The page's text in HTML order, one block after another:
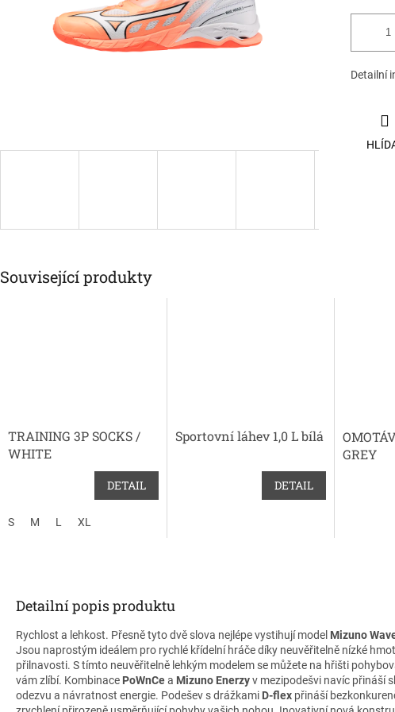
Detailní
Související produkty
TRAINING 3P SOCKS /
WHITE
DETAIL
S M L XL
Sportovní láhev 1,0 L bílá
DETAIL
GREY
Detailní popis produktu
Rychlost a lehkost. Přesně tyto dvě slova nejlépe vystihují model Mizuno
Jsou naprostým ideálem pro rychlé křídelní hráče díky neuvěřitelně nízké
přilnavosti. S tímto neuvěřitelně lehkým modelem se můžete na hřišti
vám zlíbí. Kombinace PoWnCea Mizuno Enerzyv mezipodešvi navíc přináší
odezvu a návratnost energie. Podešev s drážkami D-flex přináší